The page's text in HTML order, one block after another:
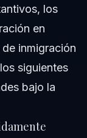
los
en
inmigración
siguientes
bajo la